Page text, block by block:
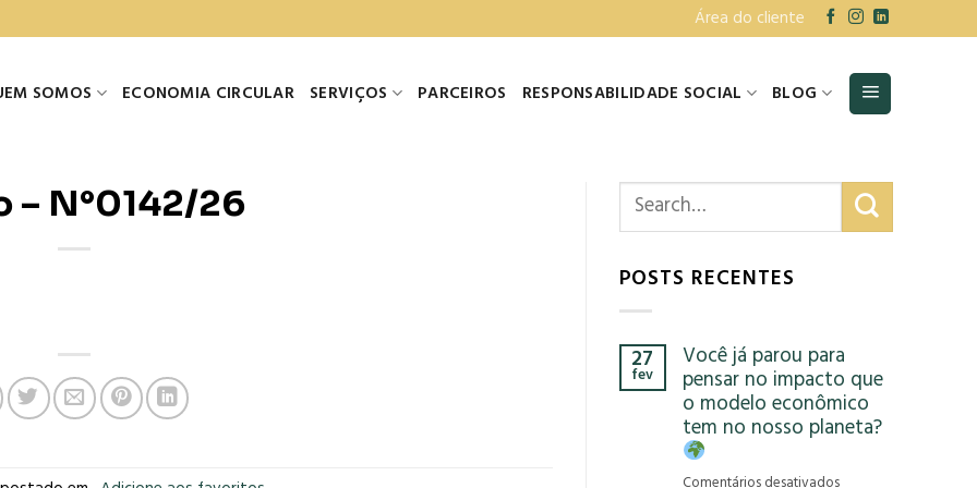
Área do cliente
SOMOS ECONOMIA CIRCULAR SERVIÇOS PARCEIROS RESPONSABILIDADE SOCIAL BLOG
– N°0142/26
POSTS RECENTES
27
fev
Você já parou para
pensar no impacto que
o modelo econômico
tem no nosso planeta?
Comentários desativadosem